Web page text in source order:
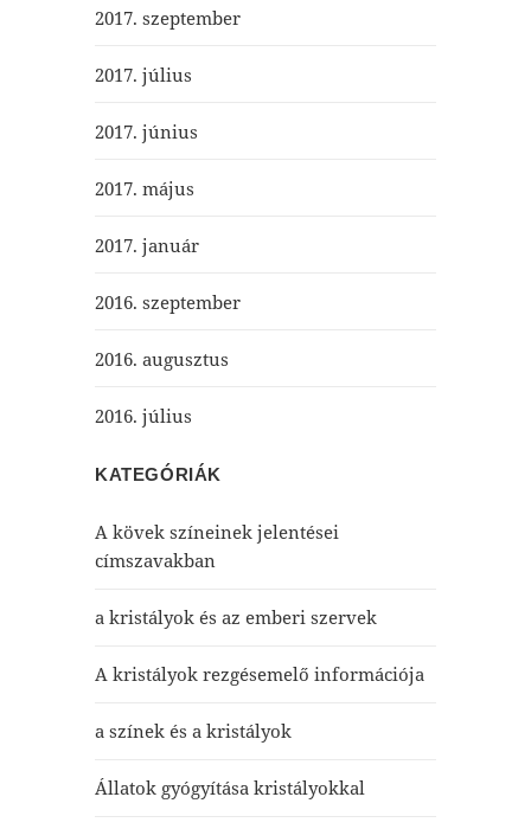
2017. szeptember
2017. július
2017. június
2017. május
2017. január
2016. szeptember
2016. augusztus
2016. július
KATEGÓRIÁK
A kövek színeinek jelentései
címszavakban
a kristályok és az emberi szervek
A kristályok rezgésemelő információja
a színek és a kristályok
Állatok gyógyítása kristályokkal